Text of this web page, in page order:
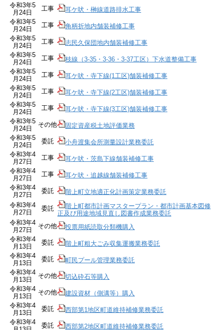
令和3年5
月24日
工事
耳ケ吠・榊線道路排水工事
令和3年5
月24日
工事
角柄折地内舗装補修工事
令和3年5
月24日
工事
志民久保団地内舗装補修工事
令和3年5
月24日
工事
枝線（3-35・3-36・3-37工区）下水道整備工事
令和3年5
月24日
工事
耳ケ吠・寺下線(1工区)舗装補修工事
令和3年5
月24日
工事
耳ケ吠・寺下線(2工区)舗装補修工事
令和3年5
月24日
工事
耳ケ吠・寺下線(3工区)舗装補修工事
令和3年5
月24日
その他
固定資産税土地評価業務
令和3年5
月24日
委託
小舟渡集会所測量設計業務委託
令和3年4
月27日
工事
耳ケ吠・茨島下線舗装補修工事
令和3年4
月27日
工事
耳ケ吠・追越線舗装補修工事
令和3年4
月27日
委託
階上町立地適正化計画策定業務委託
令和3年4
月27日
委託
階上町都市計画マスタープラン・都市計画基本図修
正及び用途地域見直し図書作成業務委託
令和3年4
月27日
その他
投票用紙読取分類機購入
令和3年4
月13日
委託
階上町粗大ごみ収集運搬業務委託
令和3年4
月13日
委託
町民プール管理業務委託
令和3年4
月13日
その他
切込砕石等購入
令和3年4
月13日
その他
建設資材（側溝等）購入
令和3年4
月13日
委託
西部第1地区町道維持補修業務委託
令和3年4
委託 西部第2地区町道維持補修業務委託